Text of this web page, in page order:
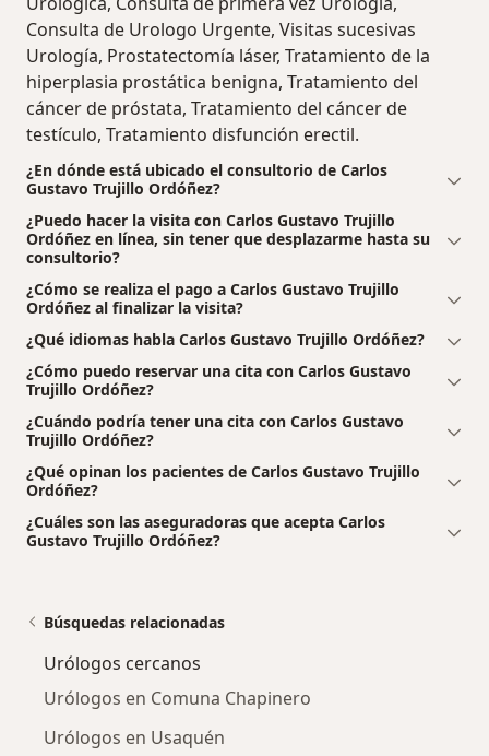
Consulta de Urologo Urgente, Visitas sucesivas
Urología, Prostatectomía láser, Tratamiento de la
hiperplasia prostática benigna, Tratamiento del
cáncer de próstata, Tratamiento del cáncer de
testículo, Tratamiento disfunción erectil.
¿En dónde está ubicado el consultorio de Carlos
Gustavo Trujillo Ordóñez?
¿Puedo hacer la visita con Carlos Gustavo Trujillo
Ordóñez en línea, sin tener que desplazarme hasta su
consultorio?
¿Cómo se realiza el pago a Carlos Gustavo Trujillo
Ordóñez al finalizar la visita?
¿Qué idiomas habla Carlos Gustavo Trujillo Ordóñez?
¿Cómo puedo reservar una cita con Carlos Gustavo
Trujillo Ordóñez?
¿Cuándo podría tener una cita con Carlos Gustavo
Trujillo Ordóñez?
¿Qué opinan los pacientes de Carlos Gustavo Trujillo
Ordóñez?
¿Cuáles son las aseguradoras que acepta Carlos
Gustavo Trujillo Ordóñez?
Búsquedas relacionadas
Urólogos cercanos
Urólogos en Comuna Chapinero
Urólogos en Usaquén